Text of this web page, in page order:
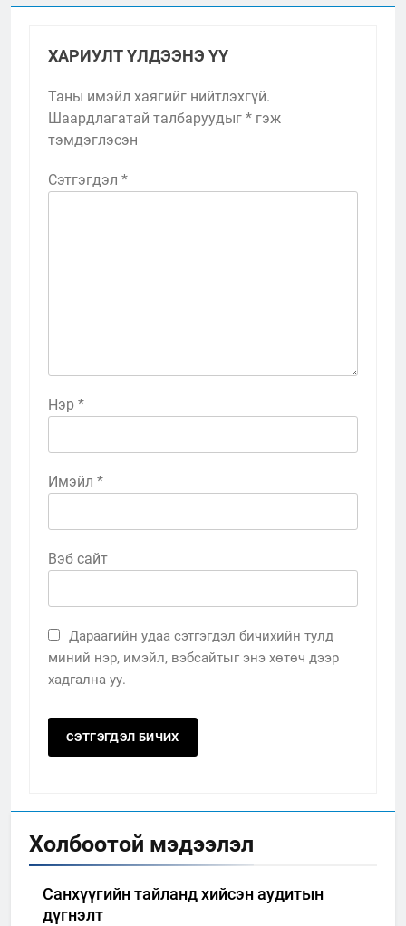
ХАРИУЛТ ҮЛДЭЭНЭ ҮҮ
Таны имэйл хаягийг нийтлэхгүй.
Шаардлагатай талбаруудыг * гэж
тэмдэглэсэн
Сэтгэгдэл *
Нэр *
Имэйл *
Вэб сайт
Дараагийн удаа сэтгэгдэл бичихийн тулд
миний нэр, имэйл, вэбсайтыг энэ хөтөч дээр
хадгална уу.
Холбоотой мэдээлэл
Санхүүгийн тайланд хийсэн аудитын
дүгнэлт